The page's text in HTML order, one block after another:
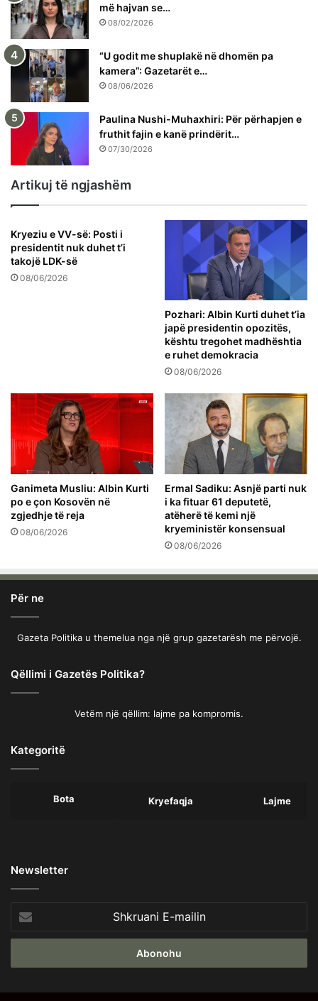
më hajvan se…
08/02/2026
“U godit me shuplakë në dhomën pa
kamera”: Gazetarët e…
08/06/2026
Paulina Nushi-Muhaxhiri: Për përhapjen e
fruthit fajin e kanë prindërit…
07/30/2026
Artikuj të ngjashëm
Kryeziu e VV-së: Posti i
presidentit nuk duhet t’i
takojë LDK-së
08/06/2026
Pozhari: Albin Kurti duhet t’ia
japë presidentin opozitës,
kështu tregohet madhështia
e ruhet demokracia
08/06/2026
Ganimeta Musliu: Albin Kurti
po e çon Kosovën në
zgjedhje të reja
08/06/2026
Ermal Sadiku: Asnjë parti nuk
i ka fituar 61 deputetë,
atëherë të kemi një
kryeministër konsensual
08/06/2026
Për ne
Gazeta Politika u themelua nga një grup gazetarësh me përvojë.
Qëllimi i Gazetës Politika?
Vetëm një qëllim: lajme pa kompromis.
Kategoritë
Bota Kryefaqja Lajme
Newsletter
E-
mailin